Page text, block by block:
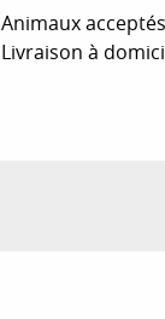
Animaux acceptés
Livraison à